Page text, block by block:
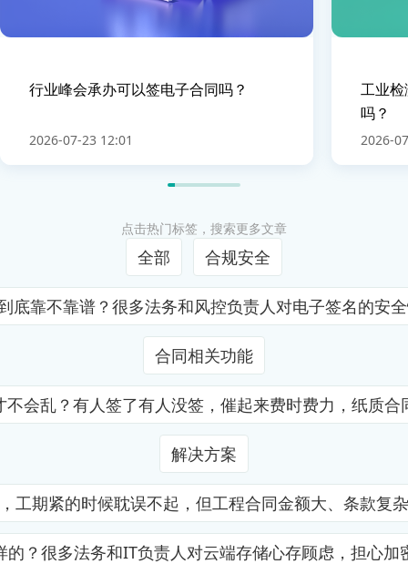
行业峰会承办可以签电子合同吗？
2026-07-23 12:01
工业
吗？
2026-
点击热门标签，搜索更多文章
全部 合规安全
靠不靠谱？很多法务和风控负责人对电子签名的
合同相关功能
会乱？有人签了有人没签，催起来费时费力，纸质
解决方案
期紧的时候耽误不起，但工程合同金额大、条款
很多法务和IT负责人对云端存储心存顾虑，担